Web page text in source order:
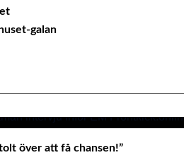
galan
över att få chansen!”